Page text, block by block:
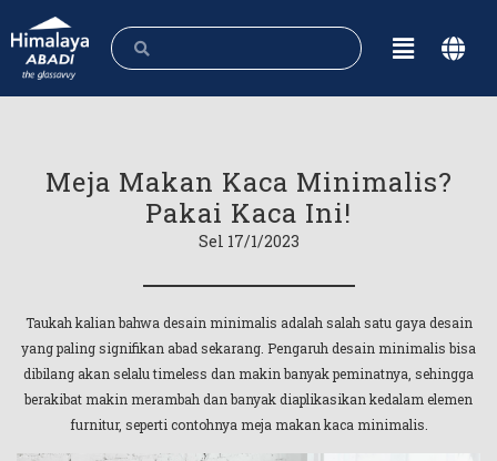
Meja Makan Kaca Minimalis?
Pakai Kaca Ini!
Sel 17/1/2023
Taukah kalian bahwa desain minimalis adalah salah satu gaya desain
yang paling signifikan abad sekarang. Pengaruh desain minimalis bisa
dibilang akan selalu timeless dan makin banyak peminatnya, sehingga
berakibat makin merambah dan banyak diaplikasikan kedalam elemen
furnitur, seperti contohnya meja makan kaca minimalis.